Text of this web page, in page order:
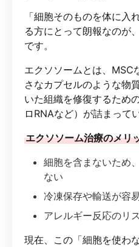
「細胞そのものを体に入
る方にとって朗報なのが
です。
エクソソームとは、MSC
さなカプセルのような物
いた組織を修復するため
ロRNAなど）が詰まって
エクソソーム治療のメリ
細胞を含まないため
ない
冷凍保存や輸送が容
アレルギー反応のリ
現在、この「細胞を使わ